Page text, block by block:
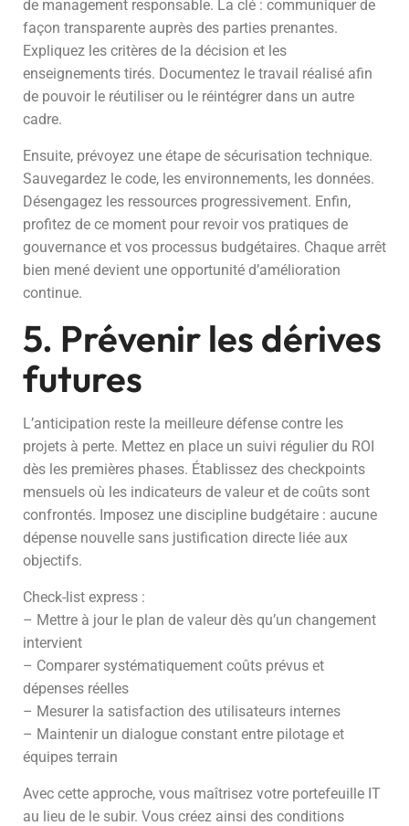
de management responsable. La clé : communiquer de
façon transparente auprès des parties prenantes.
Expliquez les critères de la décision et les
enseignements tirés. Documentez le travail réalisé afin
de pouvoir le réutiliser ou le réintégrer dans un autre
cadre.
Ensuite, prévoyez une étape de sécurisation technique.
Sauvegardez le code, les environnements, les données.
Désengagez les ressources progressivement. Enfin,
profitez de ce moment pour revoir vos pratiques de
gouvernance et vos processus budgétaires. Chaque arrêt
bien mené devient une opportunité d’amélioration
continue.
5. Prévenir les dérives
futures
L’anticipation reste la meilleure défense contre les
projets à perte. Mettez en place un suivi régulier du ROI
dès les premières phases. Établissez des checkpoints
mensuels où les indicateurs de valeur et de coûts sont
confrontés. Imposez une discipline budgétaire : aucune
dépense nouvelle sans justification directe liée aux
objectifs.
Check-list express :
– Mettre à jour le plan de valeur dès qu’un changement
intervient
– Comparer systématiquement coûts prévus et
dépenses réelles
– Mesurer la satisfaction des utilisateurs internes
– Maintenir un dialogue constant entre pilotage et
équipes terrain
Avec cette approche, vous maîtrisez votre portefeuille IT
au lieu de le subir. Vous créez ainsi des conditions